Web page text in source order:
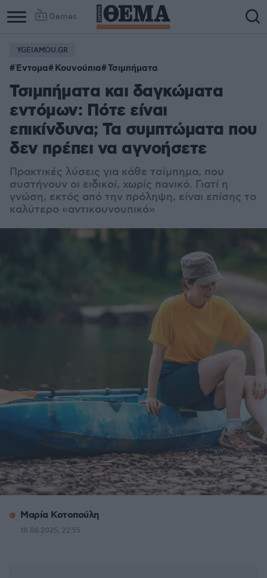
Games
YGEIAMOU.GR
Έντομα Κουνούπια Τσιμπήματα
Τσιμπήματα και δαγκώματα
εντόμων: Πότε είναι
επικίνδυνα; Τα συμπτώματα που
δεν πρέπει να αγνοήσετε
Πρακτικές λύσεις για κάθε τσίμπημα, που
συστήνουν οι ειδικοί, χωρίς πανικό. Γιατί η
γνώση, εκτός από την πρόληψη, είναι επίσης το
καλύτερο «αντικουνουπικό»
Μαρία Κοτοπούλη
18.06.2025, 22:55